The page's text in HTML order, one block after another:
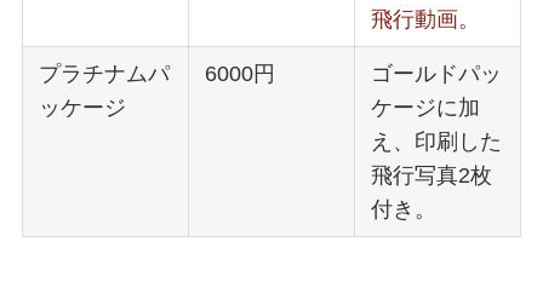
飛行動画。
プラチナムパ
ッケージ
6000円
ゴールドパッ
ケージに加
え、印刷した
飛行写真2枚
付き。